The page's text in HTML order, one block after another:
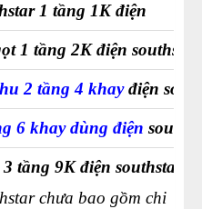
1 tầng 1K điện
1 tầng 2K điện southstar
2 tầng 4 khayđiện
6 khay dùng điện
tầng 9K điện southstar
chưa bao gồm chi